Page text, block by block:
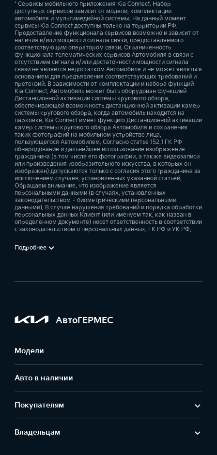
* Сервисы мобильного приложения Kia Connect. Набор
доступных сервисов зависит от модели, комплектации
автомобиля и мультимедийной системы. На данный момент
сервисы Kia Connect доступны только на территории РФ.
Предоставление функционала сервисов возможно и зависит от
наличия и/или мощности сигнала связи, предоставляемого
соответствующим оператором связи. Ограниченность
функционала телематических сервисов Автомобиля в связи с
отсутствием сигнала и/или достаточности мощности сигнала
связи не является недостатком Автомобиля и не может являться
основанием для предъявления соответствующих требований и
претензий. В зависимости от комплектации и набора функций
Kia Connect, Автомобиль может быть оборудован функцией
Дистанционной активации системы кругового обзора,
обеспечивающей возможность дистанционной активации камер
системы кругового обзора, когда автомобиль находится на
парковке. Kia Connect имеет функцию Дистанционной активации
камер системы кругового обзора Автомобиля и сохранения
таких фотографий на мобильном устройстве лица,
пользующегося Автомобилем. Согласно статье 152.1 ГК РФ
обнародование и дальнейшее использование изображения
гражданина (в том числе его фотографии, а также видеозаписи
или произведения изобразительного искусства, в которых он
изображен) допускаются только с согласия этого гражданина за
исключением случаев, установленных указанной статьей.
Обращаем внимание, что изображение является
персональными данными (в случаях, установленных
законодательством – биометрическими персональными
данными). В случае нарушения требований и порядка обработки
персональных данных Клиент (или именуем так, как назван в
определенном документе) несет ответственность в соответствии
с законодательством о персональных данных, ГК РФ и УК РФ.
Подробнее
АвтоГЕРМЕС
Модели
Авто в наличии
Покупателям
Владельцам